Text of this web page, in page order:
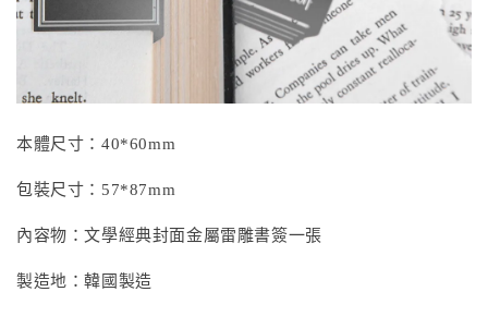
本體尺寸：40*60mm
包裝尺寸：57*87mm
內容物：文學經典封面金屬雷雕書簽一張
製造地：韓國製造